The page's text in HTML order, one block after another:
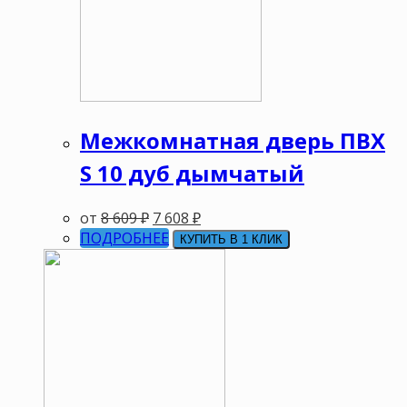
Межкомнатная дверь ПВХ
S 10 дуб дымчатый
от 8 609₽ 7 608 ₽
ПОДРОБНЕЕ
КУПИТЬ В 1 КЛИК